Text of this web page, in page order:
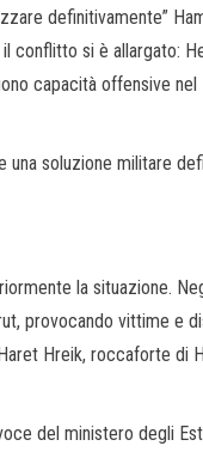
definitivamente”
conflitto si è allargato:
capacità offensive nel
soluzione militare
la situazione.
provocando vittime e
Hreik, roccaforte di
del ministero degli